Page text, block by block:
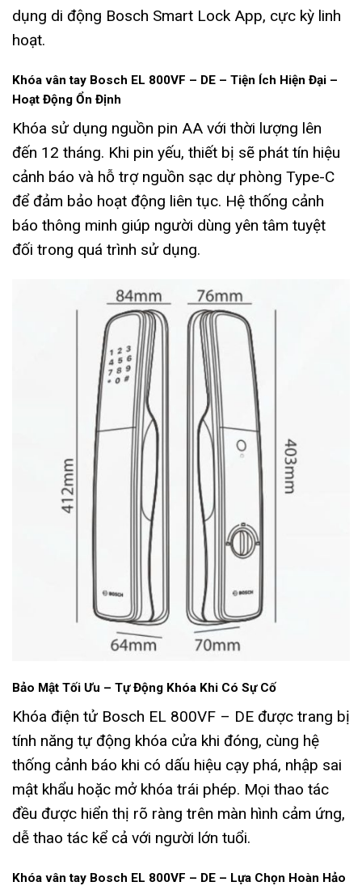
dụng di động Bosch Smart Lock App, cực kỳ linh
hoạt.
Khóa vân tay Bosch EL 800VF – DE – Tiện Ích Hiện Đại –
Hoạt Động Ổn Định
Khóa sử dụng nguồn pin AA với thời lượng lên
đến 12 tháng. Khi pin yếu, thiết bị sẽ phát tín hiệu
cảnh báo và hỗ trợ nguồn sạc dự phòng Type-C
để đảm bảo hoạt động liên tục. Hệ thống cảnh
báo thông minh giúp người dùng yên tâm tuyệt
đối trong quá trình sử dụng.
Bảo Mật Tối Ưu – Tự Động Khóa Khi Có Sự Cố
Khóa điện tử Bosch EL 800VF – DE được trang bị
tính năng tự động khóa cửa khi đóng, cùng hệ
thống cảnh báo khi có dấu hiệu cạy phá, nhập sai
mật khẩu hoặc mở khóa trái phép. Mọi thao tác
đều được hiển thị rõ ràng trên màn hình cảm ứng,
dễ thao tác kể cả với người lớn tuổi.
Khóa vân tay Bosch EL 800VF – DE – Lựa Chọn Hoàn Hảo